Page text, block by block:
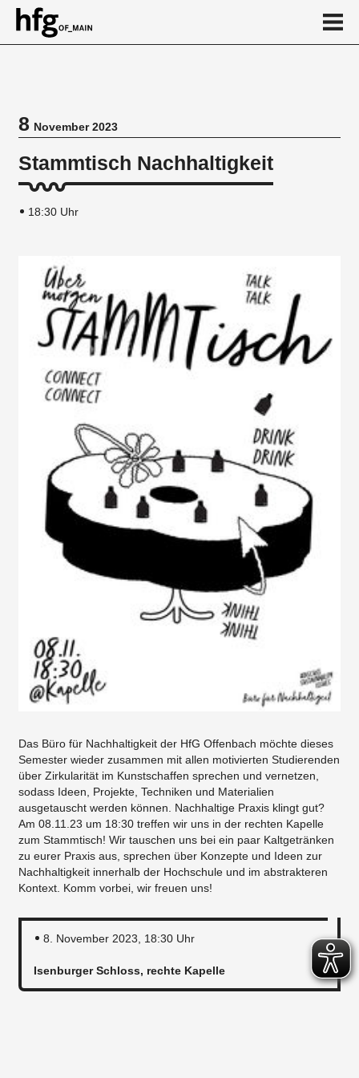
8November 2023
Stammtisch Nachhaltigkeit
18:30 Uhr
Das Büro für Nachhaltigkeit der HfG Offenbach möchte dieses
Semester wieder zusammen mit allen motivierten Studierenden
über Zirkularität im Kunstschaffen sprechen und vernetzen,
sodass Ideen, Projekte, Techniken und Materialien
ausgetauscht werden können. Nachhaltige Praxis klingt gut?
Am 08.11.23 um 18:30 treffen wir uns in der rechten Kapelle
zum Stammtisch! Wir tauschen uns bei ein paar Kaltgetränken
zu eurer Praxis aus, sprechen über Konzepte und Ideen zur
Nachhaltigkeit innerhalb der Hochschule und im abstrakteren
Kontext. Komm vorbei, wir freuen uns!
8. November 2023, 18:30 Uhr
Isenburger Schloss, rechte Kapelle